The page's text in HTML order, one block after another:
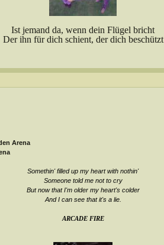
Ist jemand da, wenn dein Flügel bricht
Der ihn für dich schient, der dich beschützt
Arena
Somethin' filled up my heart with nothin'
Someone told me not to cry
But now that I'm older my heart's colder
And I can see that it's a lie.
ARCADE FIRE